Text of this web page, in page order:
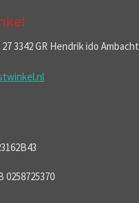
3342 GR Hendrik ido Ambacht
0258725370